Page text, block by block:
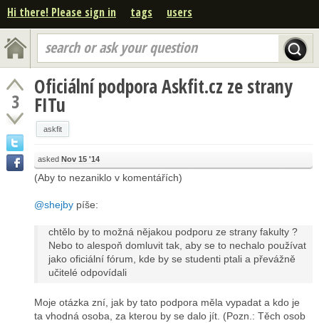
Hi there! Please sign in tags users
search or ask your question
3
Oficiální podpora Askfit.cz ze strany
FITu
askfit
asked Nov 15 '14
(Aby to nezaniklo v komentářích)
@shejby píše:
chtělo by to možná nějakou podporu ze strany fakulty ?
Nebo to alespoň domluvit tak, aby se to nechalo používat
jako oficiální fórum, kde by se studenti ptali a převážně
učitelé odpovídali
Moje otázka zní, jak by tato podpora měla vypadat a kdo je
ta vhodná osoba, za kterou by se dalo jít. (Pozn.: Těch osob